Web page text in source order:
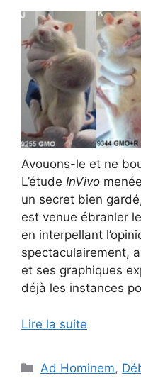
Avouons-le et ne
L’étude InVivo
un secret bien
est venue ébranler
en interpellant
spectaculairement,
et ses graphiques
déjà les instances
Lire la suite
Catégories
Ad Hominem,